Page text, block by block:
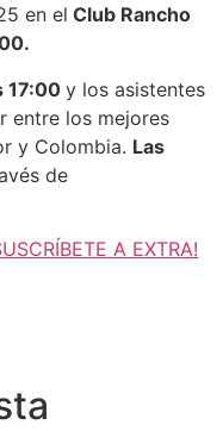
en el Club Rancho
17:00 y los asistentes
entre los mejores
y Colombia. Las
de
A EXTRA!